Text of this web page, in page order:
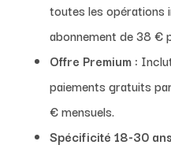
toutes les opérations
abonnement de 38 €
Offre Premium :
paiements gratuits
€ mensuels.
Spécificité 18-30